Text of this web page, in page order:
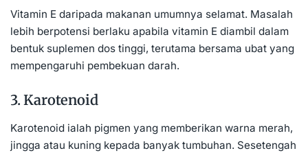
Vitamin E daripada makanan umumnya selamat. Masalah
lebih berpotensi berlaku apabila vitamin E diambil dalam
bentuk suplemen dos tinggi, terutama bersama ubat yang
mempengaruhi pembekuan darah.
3. Karotenoid
Karotenoid ialah pigmen yang memberikan warna merah,
jingga atau kuning kepada banyak tumbuhan. Sesetengah